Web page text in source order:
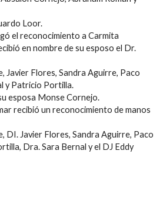
Loor.
el reconocimiento a Carmita
en nombre de su esposo el Dr.
Javier Flores, Sandra Aguirre, Paco
y Patricio Portilla.
esposa Monse Cornejo.
recibió un reconocimiento de manos
DI. Javier Flores, Sandra Aguirre, Paco
Dra. Sara Bernal y el DJ Eddy